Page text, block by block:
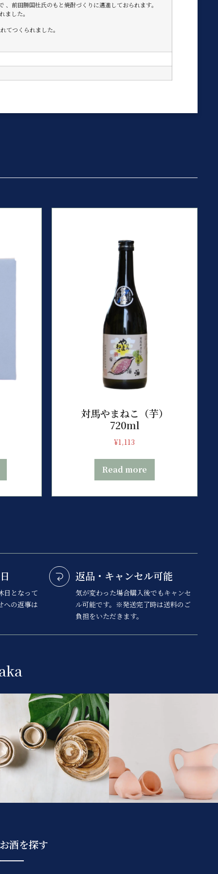
、前田勝国杜氏のもと焼酎づくりに邁進しておられます。
した。
てつくられました。
対馬やまねこ（芋）
720ml
¥1,113
Read more
日となって
への返事は
返品・キャンセル可能
気が変わった場合購入後でもキャンセ
ル可能です。※発送完了時は送料のご
負担をいただきます。
お酒を探す